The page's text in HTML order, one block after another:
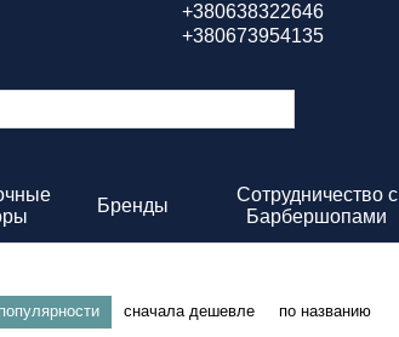
+380638322646
+380673954135
Бренды
Сотрудничество с
Барбершопами
сначала дешевле по названию